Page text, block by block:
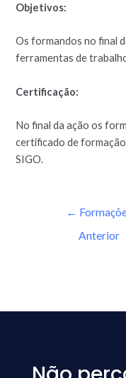
Objetivos:
Os formandos no final
ferramentas de
Certificação:
No final da ação os
certificado de
SIGO.
←
Anterior